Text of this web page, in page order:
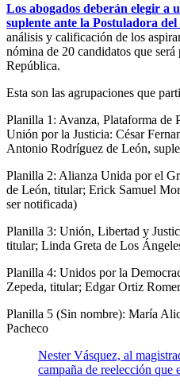
Los abogados deberán elegir a
suplente ante la Postuladora
análisis y calificación de los
nómina de 20 candidatos que
República.
Esta son las agrupaciones que
Planilla 1: Avanza, Plataforma de
Unión por la Justicia: César
Antonio Rodríguez de León,
Planilla 2: Alianza Unida por el
de León, titular; Erick Samuel
ser notificada)
Planilla 3: Unión, Libertad y
titular; Linda Greta de Los
Planilla 4: Unidos por la
Zepeda, titular; Edgar Ortiz
Planilla 5 (Sin nombre): María
Pacheco
Nester Vásquez, al
campaña de reelección que